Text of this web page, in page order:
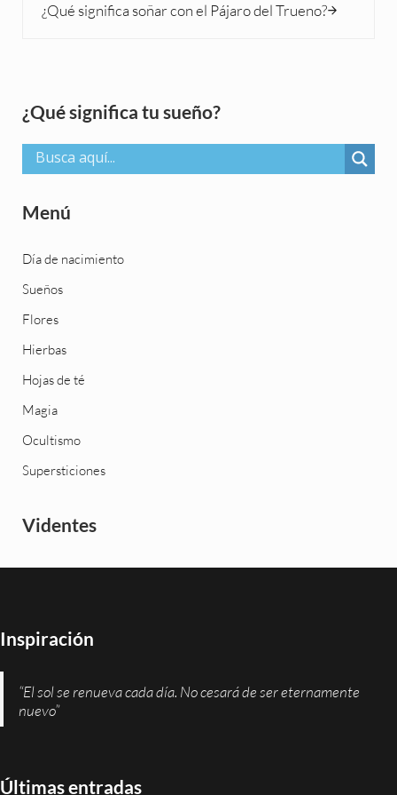
¿Qué significa soñar con el Pájaro del Trueno?
Sidebar
¿Qué significa tu sueño?
Menú
Día de nacimiento
Sueños
Flores
Hierbas
Hojas de té
Magia
Ocultismo
Supersticiones
Videntes
Inspiración
“El sol se renueva cada día. No cesará de ser eternamente
nuevo”
Últimas entradas